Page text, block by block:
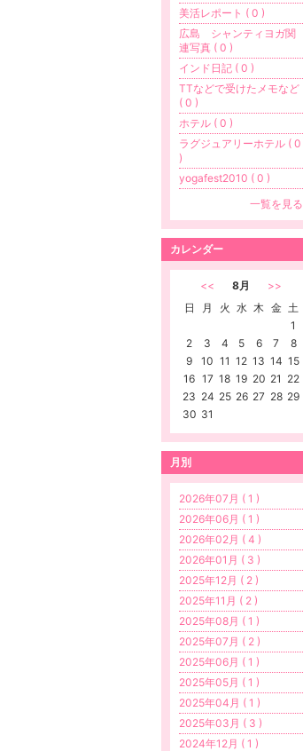
美活レポート ( 0 )
広島 シャンティヨガ関
連写真 ( 0 )
インド日記 ( 0 )
TTなどで受けたメモなど
( 0 )
ホテル ( 0 )
ラグジュアリーホテル ( 0
)
yogafest2010 ( 0 )
一覧を見る
カレンダー
<< 8月
>>
日
月 火 水 木 金 土
1
2
3 4 5 6 7
8
9
10 11 12 13 14 15
16 17 18 19 20 21 22
23 24 25 26 27 28 29
30 31
月別
2026年07月 ( 1 )
2026年06月 ( 1 )
2026年02月 ( 4 )
2026年01月 ( 3 )
2025年12月 ( 2 )
2025年11月 ( 2 )
2025年08月 ( 1 )
2025年07月 ( 2 )
2025年06月 ( 1 )
2025年05月 ( 1 )
2025年04月 ( 1 )
2025年03月 ( 3 )
2024年12月 ( 1 )